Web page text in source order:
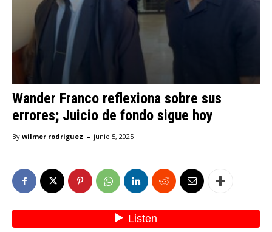
Wander Franco reflexiona sobre sus
errores; Juicio de fondo sigue hoy
By wilmer rodriguez - junio 5, 2025